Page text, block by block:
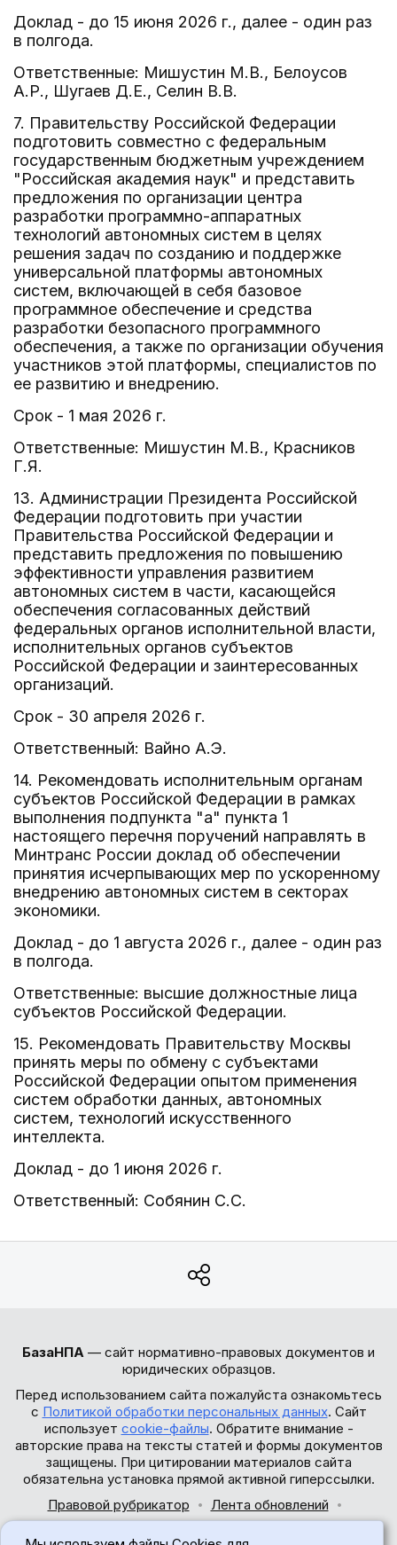
Доклад - до 15 июня 2026 г., далее - один раз
в полгода.
Ответственные: Мишустин М.В., Белоусов
А.Р., Шугаев Д.Е., Селин В.В.
7. Правительству Российской Федерации
подготовить совместно с федеральным
государственным бюджетным учреждением
"Российская академия наук" и представить
предложения по организации центра
разработки программно-аппаратных
технологий автономных систем в целях
решения задач по созданию и поддержке
универсальной платформы автономных
систем, включающей в себя базовое
программное обеспечение и средства
разработки безопасного программного
обеспечения, а также по организации обучения
участников этой платформы, специалистов по
ее развитию и внедрению.
Срок - 1 мая 2026 г.
Ответственные: Мишустин М.В., Красников
Г.Я.
13. Администрации Президента Российской
Федерации подготовить при участии
Правительства Российской Федерации и
представить предложения по повышению
эффективности управления развитием
автономных систем в части, касающейся
обеспечения согласованных действий
федеральных органов исполнительной власти,
исполнительных органов субъектов
Российской Федерации и заинтересованных
организаций.
Срок - 30 апреля 2026 г.
Ответственный: Вайно А.Э.
14. Рекомендовать исполнительным органам
субъектов Российской Федерации в рамках
выполнения подпункта "а" пункта 1
настоящего перечня поручений направлять в
Минтранс России доклад об обеспечении
принятия исчерпывающих мер по ускоренному
внедрению автономных систем в секторах
экономики.
Доклад - до 1 августа 2026 г., далее - один раз
в полгода.
Ответственные: высшие должностные лица
субъектов Российской Федерации.
15. Рекомендовать Правительству Москвы
принять меры по обмену с субъектами
Российской Федерации опытом применения
систем обработки данных, автономных
систем, технологий искусственного
интеллекта.
Доклад - до 1 июня 2026 г.
Ответственный: Собянин С.С.
БазаНПА — сайт нормативно-правовых документов и
юридических образцов.
Перед использованием сайта пожалуйста ознакомьтесь
с Политикой обработки персональных данных. Сайт
использует cookie-файлы. Обратите внимание -
авторские права на тексты статей и формы документов
защищены. При цитировании материалов сайта
обязательна установка прямой активной гиперссылки.
Правовой рубрикатор
Лента обновлений